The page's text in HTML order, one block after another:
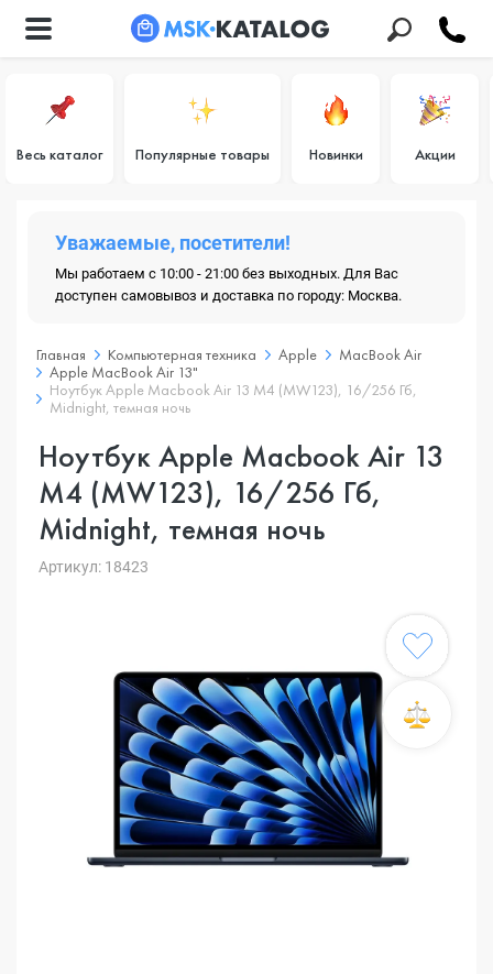
Весь каталог Популярные товары Новинки Акции
Уважаемые, посетители!
Мы работаем с 10:00 - 21:00 без выходных. Для Вас
доступен самовывоз и доставка по городу: Москва.
Главная Компьютерная техника Apple
MacBook Air
Apple MacBook Air 13"
Ноутбук Apple Macbook Air 13 M4 (MW123), 16/256 Гб,
Midnight, темная ночь
Ноутбук Apple Macbook Air 13
M4 (MW123), 16/256 Гб,
Midnight, темная ночь
Артикул: 18423